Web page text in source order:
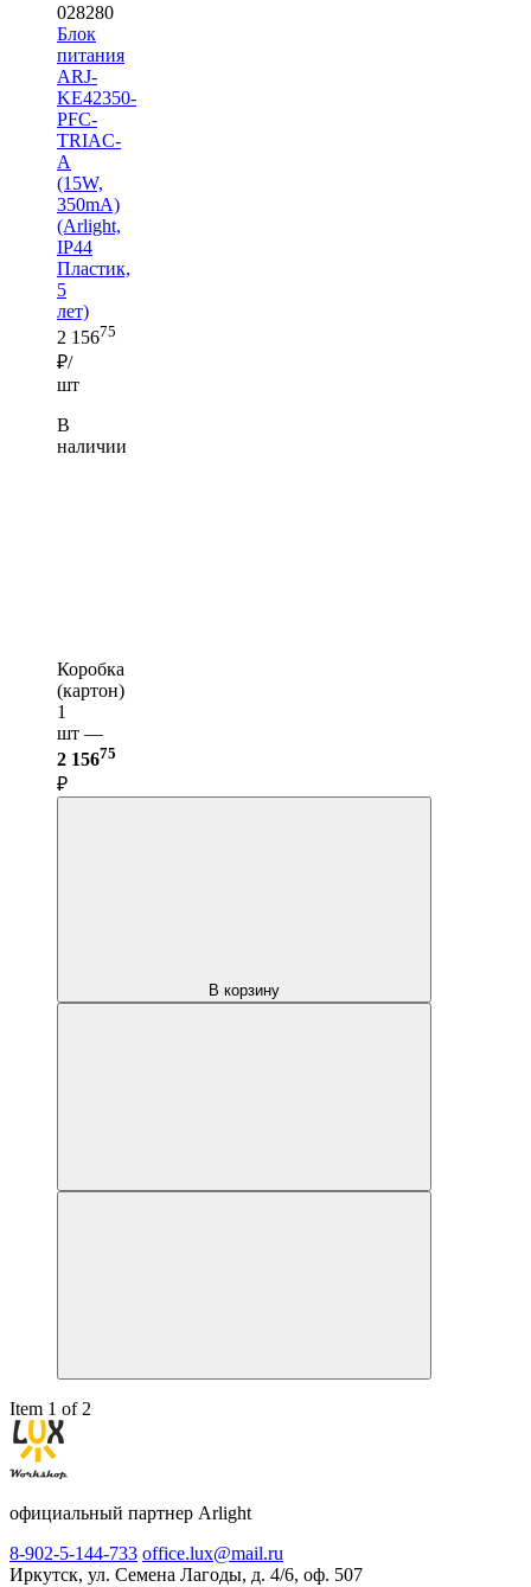
028280
Блок
питания
ARJ-
KE42350-
PFC-
TRIAC-
A
(15W,
350mA)
(Arlight,
IP44
Пластик,
5
лет)
2 15675
₽/
шт
В
наличии
Коробка
(картон)
1
шт —
2 15675
₽
В корзину
Item 1 of 2
официальный партнер Arlight
8-902-5-144-733 office.lux@mail.ru
Иркутск, ул. Семена Лагоды, д. 4/6, оф. 507